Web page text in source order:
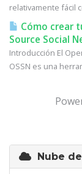
relativamente fácil
Cómo crear
Source Social
Introducción El
OSSN es una
Nube